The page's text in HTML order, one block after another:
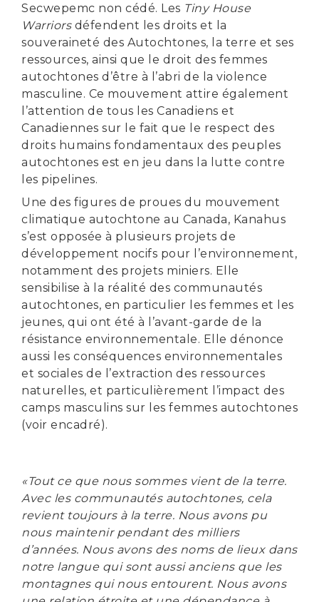
Secwepemc non cédé. Les Tiny House
Warriorsdéfendent les droits et la
souveraineté des Autochtones, la terre et ses
ressources, ainsi que le droit des femmes
autochtones d’être à l’abri de la violence
masculine. Ce mouvement attire également
l’attention de tous les Canadiens et
Canadiennes sur le fait que le respect des
droits humains fondamentaux des peuples
autochtones est en jeu dans la lutte contre
les pipelines.
Une des figures de proues du mouvement
climatique autochtone au Canada, Kanahus
s’est opposée à plusieurs projets de
développement nocifs pour l’environnement,
notamment des projets miniers. Elle
sensibilise à la réalité des communautés
autochtones, en particulier les femmes et les
jeunes, qui ont été à l’avant-garde de la
résistance environnementale. Elle dénonce
aussi les conséquences environnementales
et sociales de l’extraction des ressources
naturelles, et particulièrement l’impact des
camps masculins sur les femmes autochtones
(voir encadré).
«Tout ce que nous sommes vient de la terre.
Avec les communautés autochtones, cela
revient toujours à la terre. Nous avons pu
nous maintenir pendant des milliers
d’années. Nous avons des noms de lieux dans
notre langue qui sont aussi anciens que les
montagnes qui nous entourent. Nous avons